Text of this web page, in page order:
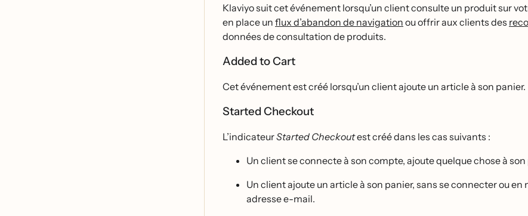
Klaviyo suit cet événement lorsqu’un client consulte un produit sur
en place un flux d’abandon de navigation ou offrir aux clients des
données de consultation de produits.
Added to Cart
Cet événement est créé lorsqu’un client ajoute un article à son panier.
Started Checkout
L’indicateurStarted Checkoutest créé dans les cas suivants :
Un client se connecte à son compte, ajoute quelque chose à
Un client ajoute un article à son panier, sans se connecter ou
adresse e-mail.